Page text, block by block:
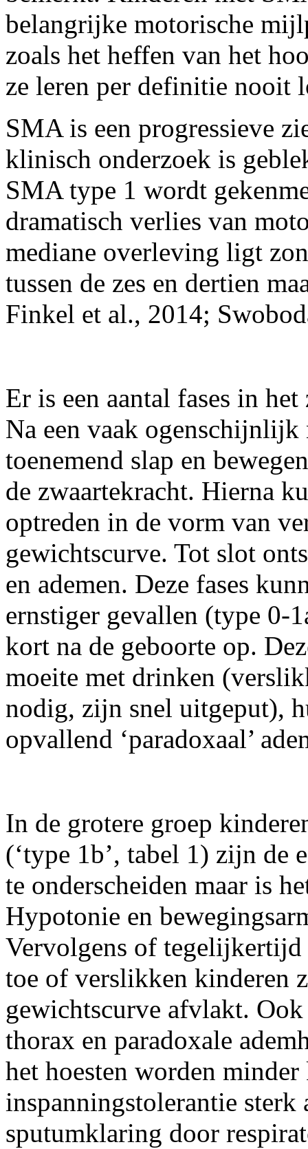
belangrijke motorische
zoals het heffen van het
ze leren per definitie nooit
SMA is een progressieve
klinisch onderzoek is
SMA type 1 wordt
dramatisch verlies van
mediane overleving ligt
tussen de zes en dertien
Finkel et al., 2014;
Er is een aantal fases in
Na een vaak
toenemend slap en
de zwaartekracht. Hierna
optreden in de vorm van
gewichtscurve. Tot slot
en ademen. Deze fases
ernstiger gevallen (type 0-
kort na de geboorte op.
moeite met drinken
nodig, zijn snel uitgeput),
opvallend ‘paradoxaal’
In de grotere groep
(‘type 1b’, tabel 1) zijn de
te onderscheiden maar is
Hypotonie en
Vervolgens of tegelijkertijd
toe of verslikken kinderen
gewichtscurve afvlakt.
thorax en paradoxale
het hoesten worden
inspanningstolerantie sterk
sputumklaring door